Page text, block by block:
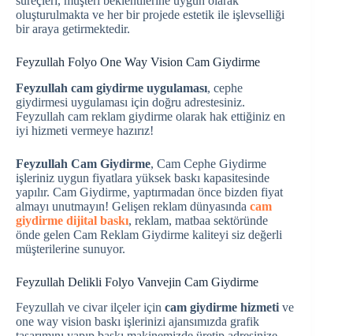
oluşturulmakta ve her bir projede estetik ile işlevselliği
bir araya getirmektedir.
Feyzullah Folyo One Way Vision Cam Giydirme
Feyzullah cam giydirme uygulaması, cephe
giydirmesi uygulaması için doğru adrestesiniz.
Feyzullah cam reklam giydirme olarak hak ettiğiniz en
iyi hizmeti vermeye hazırız!
Feyzullah Cam Giydirme, Cam Cephe Giydirme
işleriniz uygun fiyatlara yüksek baskı kapasitesinde
yapılır. Cam Giydirme, yaptırmadan önce bizden fiyat
almayı unutmayın! Gelişen reklam dünyasında cam
giydirme dijital baskı, reklam, matbaa sektöründe
önde gelen Cam Reklam Giydirme kaliteyi siz değerli
müşterilerine sunuyor.
Feyzullah Delikli Folyo Vanvejin Cam Giydirme
Feyzullah ve civar ilçeler için cam giydirme hizmeti ve
one way vision baskı işlerinizi ajansımızda grafik